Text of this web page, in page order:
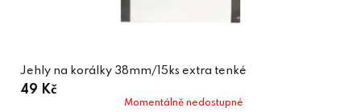
Jehly na korálky 38mm/15ks extra tenké
49 Kč
Momentálně nedostupné